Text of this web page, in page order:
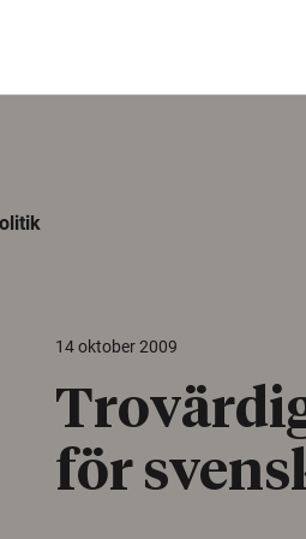
14 oktober 2009
för